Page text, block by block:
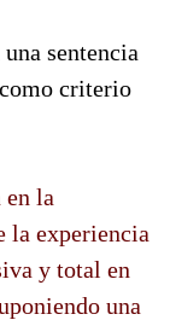
sentencia
criterio
en la
la experiencia
y total en
una